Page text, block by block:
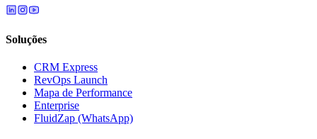
Soluções
CRM Express
RevOps Launch
Mapa de Performance
Enterprise
FluidZap (WhatsApp)